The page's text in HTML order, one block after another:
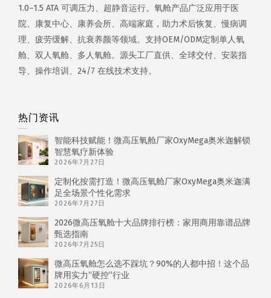
1.0–1.5 ATA 可调压力、超静音运行。氧舱产品广泛应用于医
院、康复中心、康养会所、高端家庭，助力术后恢复、慢病调
理、疲劳缓解、抗衰养颜等领域。支持OEM/ODM定制单人氧
舱、双人氧舱、多人氧舱。源头工厂直供、全球交付、安装指
导、操作培训、24/7 在线技术支持。
热门资讯
智能科技赋能！微高压氧舱厂家OxyMega奥米迦解锁
智慧氧疗新体验
2026年7月27日
定制化按需打造！微高压氧舱厂家OxyMega奥米迦满
足全场景个性化需求
2026年7月27日
2026微高压氧舱十大品牌排行榜：家用商用靠谱品牌
甄选指南
2026年7月25日
微高压氧舱怎么选不踩坑？90%的人都中招！这个品
牌用实力“硬控”行业
2026年6月13日